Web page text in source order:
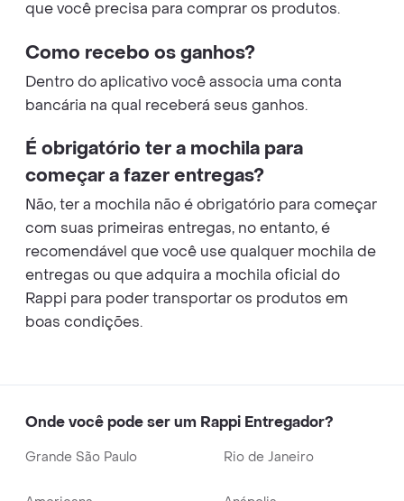
que você precisa para comprar os produtos.
Como recebo os ganhos?
Dentro do aplicativo você associa uma conta
bancária na qual receberá seus ganhos.
É obrigatório ter a mochila para
começar a fazer entregas?
Não, ter a mochila não é obrigatório para começar
com suas primeiras entregas, no entanto, é
recomendável que você use qualquer mochila de
entregas ou que adquira a mochila oficial do
Rappi para poder transportar os produtos em
boas condições.
Onde você pode ser um Rappi Entregador?
Grande São Paulo Rio de Janeiro